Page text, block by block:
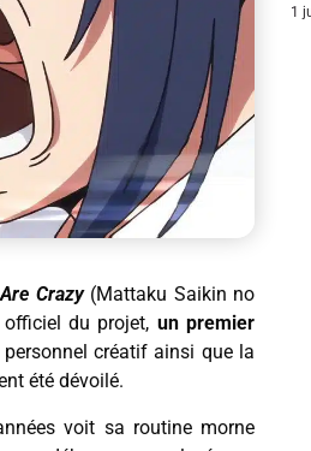
Crazy(Mattaku Saikin no
du projet, un premier
créatif ainsi que la
été dévoilé.
voit sa routine morne
1